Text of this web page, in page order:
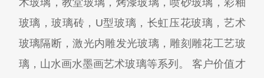
术玻璃，教堂玻璃，烤漆玻璃，喷砂玻璃，彩釉
玻璃，玻璃砖，U型玻璃，长虹压花玻璃，艺术
玻璃隔断，激光内雕发光玻璃，雕刻雕花工艺玻
璃，山水画水墨画艺术玻璃等系列。 客户价值才